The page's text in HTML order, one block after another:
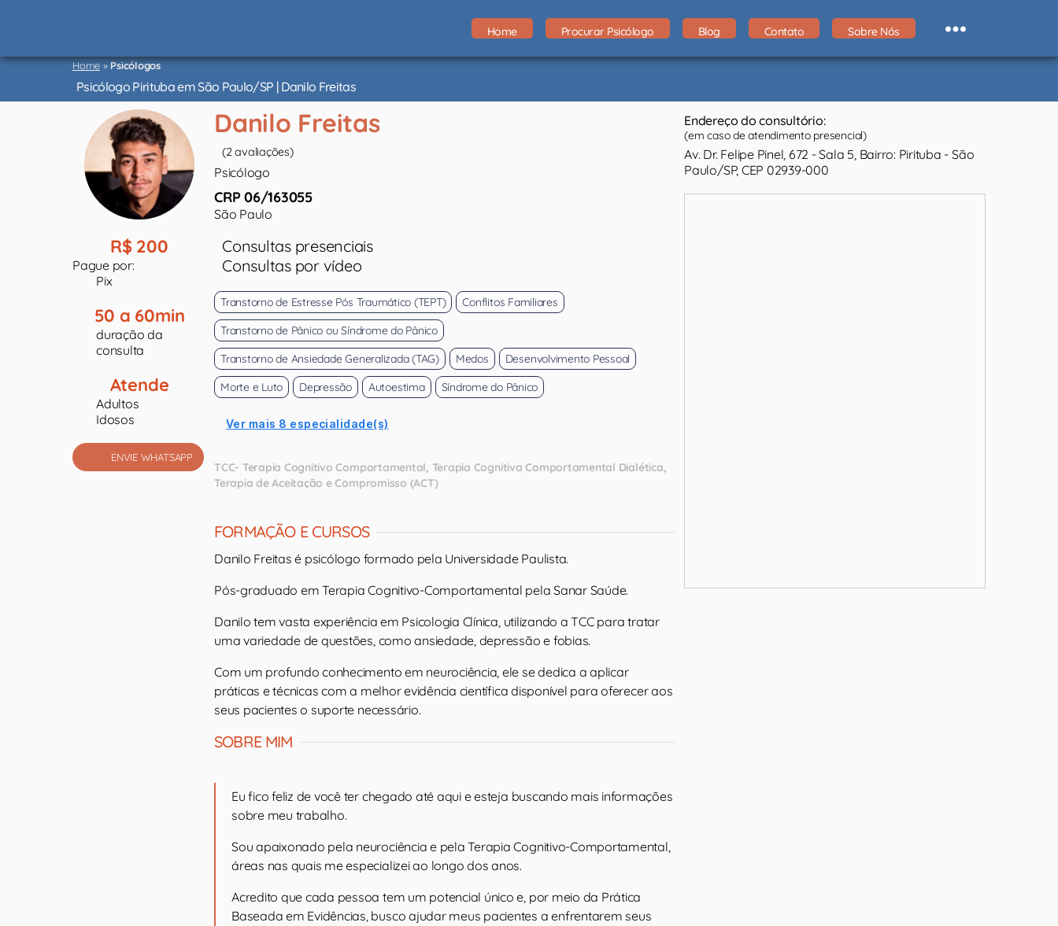
São
Paulo
Home Procurar Psicólogo Blog Contato Sobre Nós
Home»Psicólogos
Psicólogo Pirituba em São Paulo/SP | Danilo Freitas
R$ 200
Pague por:
Pix
50 a 60min
duração da
consulta
Atende
Adultos
Idosos
ENVIE WHATSAPP
Danilo Freitas
(2 avaliações)
Psicólogo
CRP 06/163055
São Paulo
Consultas presenciais
Consultas por vídeo
Transtorno de Estresse Pós Traumático (TEPT)
Conflitos Familiares
Transtorno de Pânico ou Síndrome do Pânico
Transtorno de Ansiedade Generalizada (TAG)
Medos
Desenvolvimento Pessoal
Morte e Luto
Depressão Autoestima Síndrome do Pânico
Ver mais 8 especialidade(s)
TCC- Terapia Cognitivo Comportamental Terapia Cognitiva Comportamental Dialética
Terapia de Aceitação e Compromisso (ACT)
FORMAÇÃO E CURSOS
Danilo Freitas é psicólogo formado pela Universidade Paulista.
Pós-graduado em Terapia Cognitivo-Comportamental pela Sanar Saúde.
Danilo tem vasta experiência em Psicologia Clínica, utilizando a TCC para tratar
uma variedade de questões, como ansiedade, depressão e fobias.
Com um profundo conhecimento em neurociência, ele se dedica a aplicar
práticas e técnicas com a melhor evidência científica disponível para oferecer aos
seus pacientes o suporte necessário.
SOBRE MIM
Eu fico feliz de você ter chegado até aqui e esteja buscando mais informações
sobre meu trabalho.
Sou apaixonado pela neurociência e pela Terapia Cognitivo-Comportamental,
áreas nas quais me especializei ao longo dos anos.
Acredito que cada pessoa tem um potencial único e, por meio da Prática
Baseada em Evidências, busco ajudar meus pacientes a enfrentarem seus
Endereço do consultório:
(em caso de atendimento presencial)
Av. Dr. Felipe Pinel, 672 - Sala 5, Bairro: Pirituba - São
Paulo/SP, CEP 02939-000